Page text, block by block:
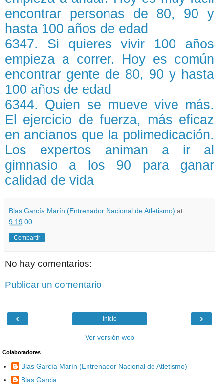
encontrar personas de 80, 90 y
hasta 100 años de edad
6347. Si quieres vivir 100 años
empieza a correr. Hoy es común
encontrar gente de 80, 90 y hasta
100 años de edad
6344. Quien se mueve vive más.
El ejercicio de fuerza, más eficaz
en ancianos que la polimedicación.
Los expertos animan a ir al
gimnasio a los 90 para ganar
calidad de vida
Blas García Marín (Entrenador Nacional de Atletismo) at
9:19:00
Compartir
No hay comentarios:
Publicar un comentario
‹ ›
Inicio
Ver versión web
Colaboradores
Blas García Marín (Entrenador Nacional de Atletismo)
Blas Garcia